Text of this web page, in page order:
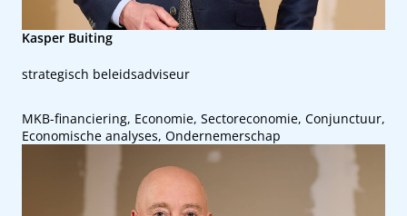
strategisch beleidsadviseur
Kasper Buiting
MKB-financiering, Economie, Sectoreconomie, Conjunctuur,
Economische analyses, Ondernemerschap